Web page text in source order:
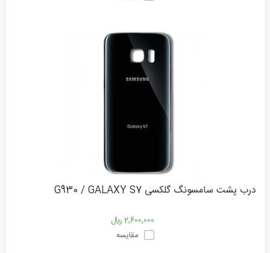
درب پشت سامسونگ گلکسی G930 / GALAXY S7
2,600,000 ﷼
مقایسه